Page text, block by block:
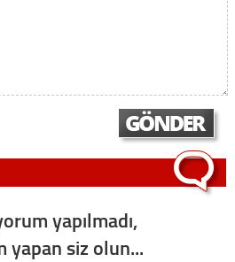
yapılmadı,
yapan siz olun...